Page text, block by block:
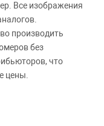
Все изображения
производить
без
что
цены.